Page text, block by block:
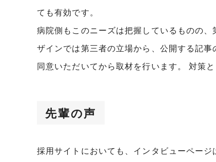
ても有効です。
病院側もこのニーズは把握しているものの
ザインでは第三者の立場から、公開する記
同意いただいてから取材を行います。 対策と
先輩の声
採用サイトにおいても、インタビューペー